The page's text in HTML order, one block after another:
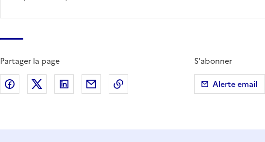
Partager la page
Partager sur Facebook
Partager sur X (anciennement Twitter)
Partager sur LinkedIn
Partager par emailCopier dans le presse-papier
S'abonner
Alerte email